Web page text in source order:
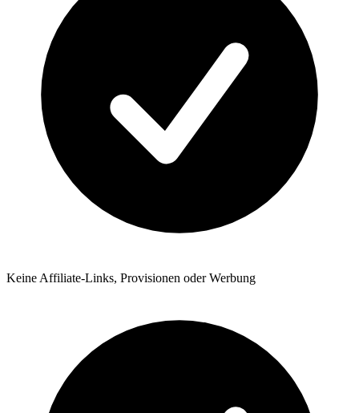
Keine Affiliate-Links, Provisionen oder Werbung